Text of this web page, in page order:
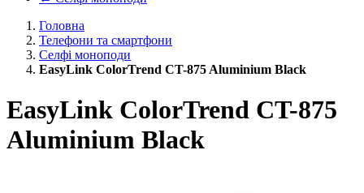
Головна
Телефони та смартфони
Селфі моноподи
EasyLink ColorTrend CT-875 Aluminium Black
EasyLink ColorTrend CT-875
Aluminium Black